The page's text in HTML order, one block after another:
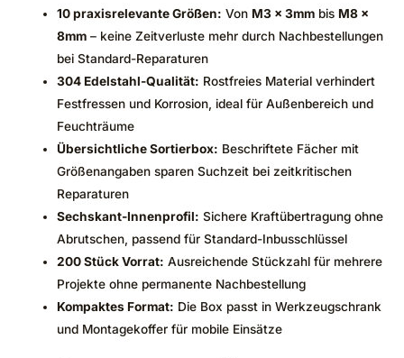
10 praxisrelevante Größen: Von M3 x 3mm bis M8 x
8mm – keine Zeitverluste mehr durch Nachbestellungen
bei Standard-Reparaturen
304 Edelstahl-Qualität: Rostfreies Material verhindert
Festfressen und Korrosion, ideal für Außenbereich und
Feuchträume
Übersichtliche Sortierbox: Beschriftete Fächer mit
Größenangaben sparen Suchzeit bei zeitkritischen
Reparaturen
Sechskant-Innenprofil: Sichere Kraftübertragung ohne
Abrutschen, passend für Standard-Inbusschlüssel
200 Stück Vorrat: Ausreichende Stückzahl für mehrere
Projekte ohne permanente Nachbestellung
Kompaktes Format: Die Box passt in Werkzeugschrank
und Montagekoffer für mobile Einsätze